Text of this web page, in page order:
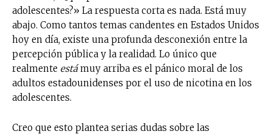
No te pierdas de las
últimas noticias
adolescentes?» La respuesta corta es nada. Está muy
abajo. Como tantos temas candentes en Estados Unidos
hoy en día, existe una profunda desconexión entre la
percepción pública y la realidad. Lo único que
realmente estámuy arriba es el pánico moral de los
adultos estadounidenses por el uso de nicotina en los
adolescentes.
Creo que esto plantea serias dudas sobre las